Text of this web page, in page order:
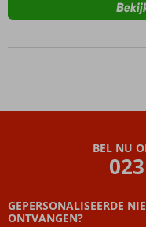
BEL NU
GEPERSONALISEERDE
ONTVANGEN?